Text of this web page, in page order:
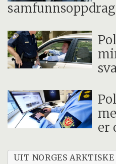
er
UIT NORGES